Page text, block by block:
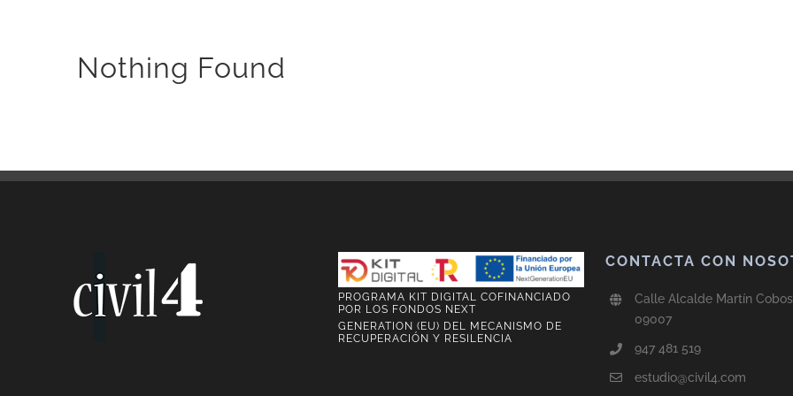
Nothing Found
PROGRAMA KIT DIGITAL COFINANCIADO
POR LOS FONDOS NEXT
GENERATION (EU) DEL MECANISMO DE
RECUPERACIÓN Y RESILENCIA
CONTACTA CON
Calle Alcalde Martín
09007
947 481 519
estudio@civil4.com